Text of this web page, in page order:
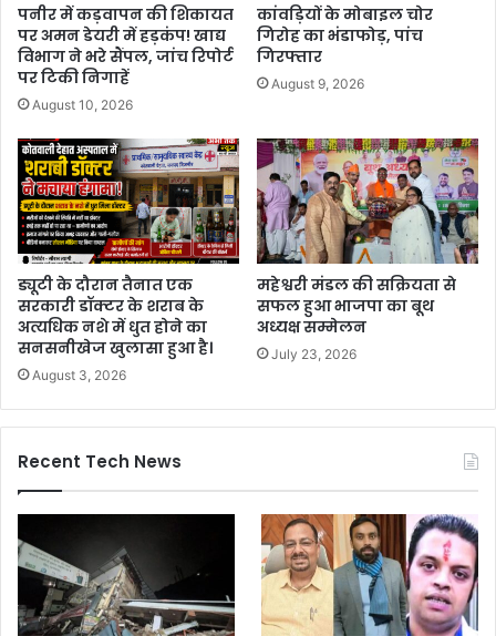
पनीर में कड़वापन की शिकायत
पर अमन डेयरी में हड़कंप! खाद्य
विभाग ने भरे सैंपल, जांच रिपोर्ट
पर टिकी निगाहें
August 10, 2026
कांवड़ियों के मोबाइल चोर
गिरोह का भंडाफोड़, पांच
गिरफ्तार
August 9, 2026
ड्यूटी के दौरान तैनात एक
सरकारी डॉक्टर के शराब के
अत्यधिक नशे में धुत होने का
सनसनीखेज खुलासा हुआ है।
August 3, 2026
महेश्वरी मंडल की सक्रियता से
सफल हुआ भाजपा का बूथ
अध्यक्ष सम्मेलन
July 23, 2026
Recent Tech News